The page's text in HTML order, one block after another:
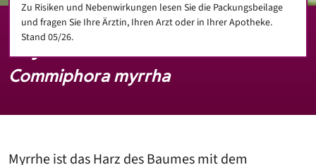
Myrrhe
Commiphora myrrha
Myrrhe ist das Harz des Baumes mit dem
Zu Risiken und Nebenwirkungen lesen Sie die Packungsbeilage
und fragen Sie Ihre Ärztin, Ihren Arzt oder in Ihrer Apotheke.
Stand 05/26.